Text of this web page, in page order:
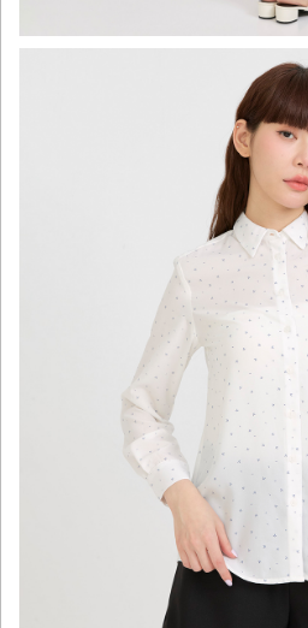
click to expand contents